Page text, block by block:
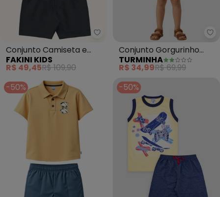
Fakini Kids - Conjunto
Conjunto Camiseta e
Bermuda (Amarelo)
FAKINI KIDS
R$ 49,45R$ 109,90
Conjunto Gorgurinho
(Amarelo)
TURMINHA
R$ 34,99R$ 69,99
-50%
-50%